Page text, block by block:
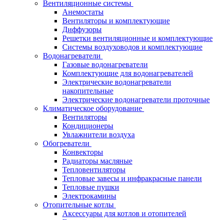
Вентиляционные системы
Анемостаты
Вентиляторы и комплектующие
Диффузоры
Решетки вентиляционные и комплектующие
Системы воздуховодов и комплектующие
Водонагреватели
Газовые водонагреватели
Комплектующие для водонагревателей
Электрические водонагреватели
накопительные
Электрические водонагреватели проточные
Климатическое оборудование
Вентиляторы
Кондиционеры
Увлажнители воздуха
Обогреватели
Конвекторы
Радиаторы масляные
Тепловентиляторы
Тепловые завесы и инфракрасные панели
Тепловые пушки
Электрокамины
Отопительные котлы
Аксессуары для котлов и отопителей